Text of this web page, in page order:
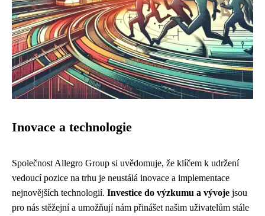
Inovace a technologie
Společnost Allegro Group si uvědomuje, že klíčem k udržení
vedoucí pozice na trhu je neustálá inovace a implementace
nejnovějších technologií. Investice do výzkumu a vývoje jsou
pro nás stěžejní a umožňují nám přinášet našim uživatelům stále